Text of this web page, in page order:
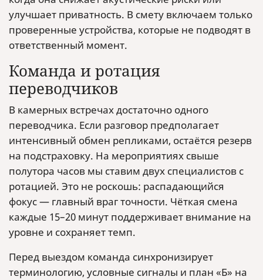
улучшает приватность. В смету включаем только
проверенные устройства, которые не подводят в
ответственный момент.
Команда и ротация
переводчиков
В камерных встречах достаточно одного
переводчика. Если разговор предполагает
интенсивный обмен репликами, остаётся резерв
на подстраховку. На мероприятиях свыше
полутора часов мы ставим двух специалистов с
ротацией. Это не роскошь: распадающийся
фокус — главный враг точности. Чёткая смена
каждые 15–20 минут поддерживает внимание на
уровне и сохраняет темп.
Перед выездом команда синхронизирует
терминологию, условные сигналы и план «Б» на